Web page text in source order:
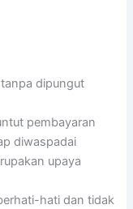
dipungut
pembayaran
diwaspadai
upaya
hati dan tidak